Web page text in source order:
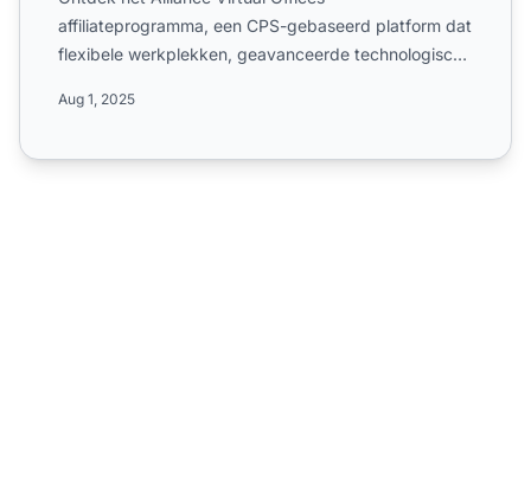
affiliateprogramma, een CPS-gebaseerd platform dat
flexibele werkplekken, geavanceerde technologische
Aug 1, 2025